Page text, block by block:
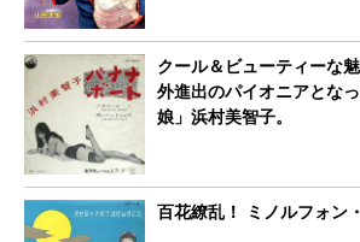
クール＆ビューティーな
外進出のパイオニアとな
娘」浜村美智子。
百花繚乱！ ミノルフォン